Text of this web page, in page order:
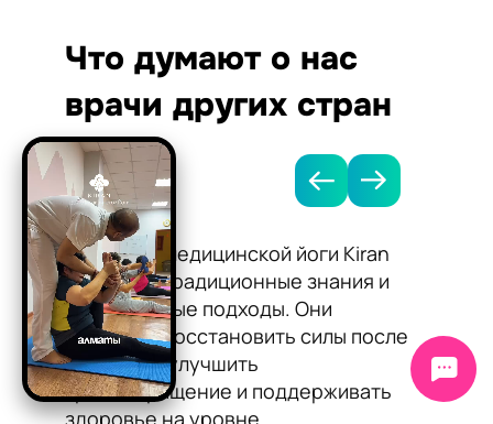
Что думают о нас
врачи других стран
Методики медицинской йоги Kiran
сочетают традиционные знания и
современные подходы. Они
помогают восстановить силы после
болезней, улучшить
кровообращение и поддерживать
здоровье на уровне.
Йога